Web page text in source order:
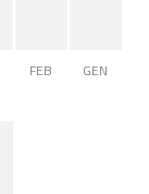
FEB GEN